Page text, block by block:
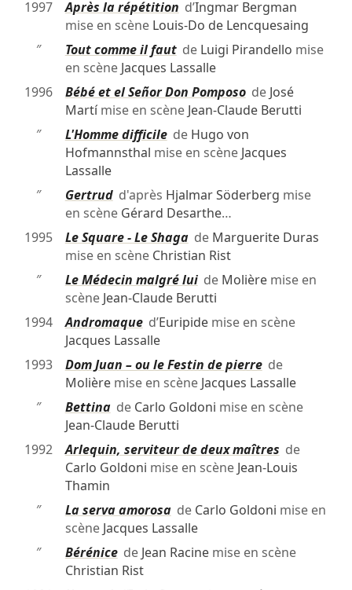
1997 Après la répétition d’Ingmar Bergman
mise en scène Louis-Do de Lencquesaing
″
Tout comme il fautde Luigi Pirandello mise
en scène Jacques Lassalle
1996
Bébé et el Señor Don Pomposode José
Martímise en scène Jean-Claude Berutti
″
L'Homme difficilede Hugo von
Hofmannsthal mise en scène Jacques
Lassalle
″
Gertrudd'après Hjalmar Söderberg mise
en scène Gérard Desarthe…
1995
Le Square - Le Shagade Marguerite Duras
mise en scène Christian Rist
″
Le Médecin malgré luide Molièremise en
scène Jean-Claude Berutti
1994
Andromaqued’Euripidemise en scène
Jacques Lassalle
1993
Dom Juan – ou le Festin de pierrede
Molièremise en scène Jacques Lassalle
″
Bettinade Carlo Goldoni mise en scène
Jean-Claude Berutti
1992
Arlequin, serviteur de deux maîtres de
Carlo Goldoni mise en scène Jean-Louis
Thamin
″
La serva amorosade Carlo Goldoni mise en
scène Jacques Lassalle
″
Bérénicede Jean Racinemise en scène
Christian Rist